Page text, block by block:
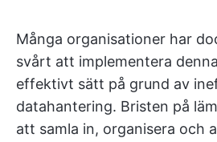
Många organisationer har
svårt att implementera
effektivt sätt på grund av
datahantering. Bristen på
att samla in, organisera och